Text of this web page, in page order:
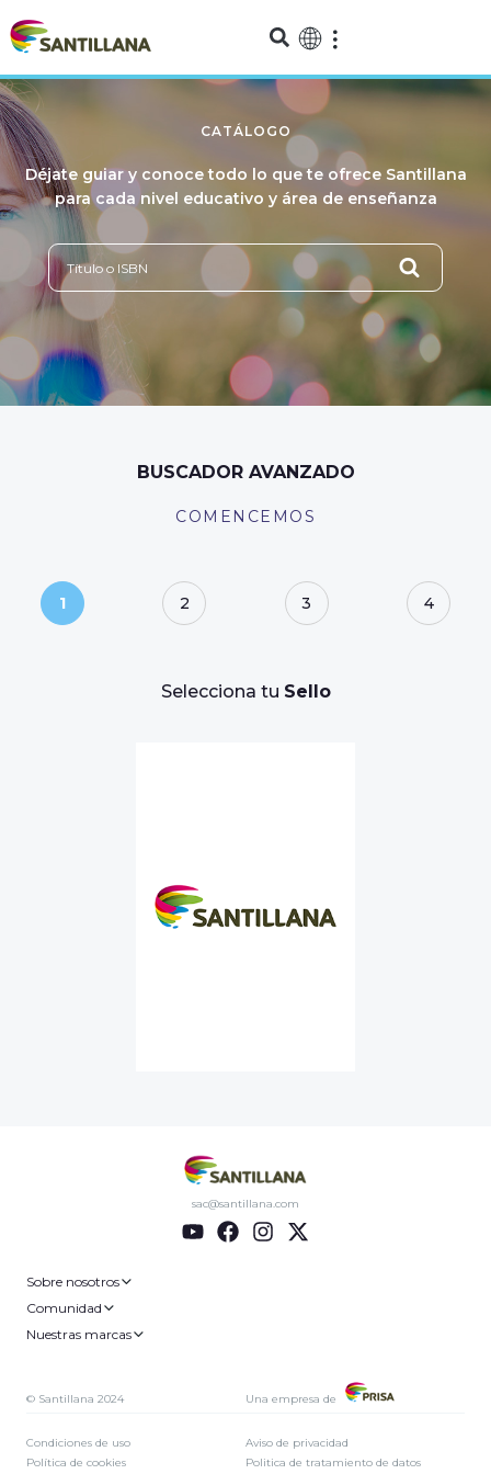
CATÁLOGO
Déjate guiar y conoce todo lo que te ofrece Santillana
para cada nivel educativo y área de enseñanza
BUSCADOR AVANZADO
COMENCEMOS
1 2 3 4
Selecciona tu Sello
sac@santillana.com
Sobre nosotros
Comunidad
Nuestras marcas
© Santillana 2024 Una empresa de
Condiciones de uso
Política de cookies
Aviso de privacidad
Politica de tratamiento de datos